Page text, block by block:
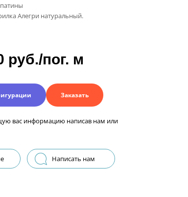
Алегри натуральный.
руб./пог. м
Заказать
вас информацию написав нам или
Написать нам